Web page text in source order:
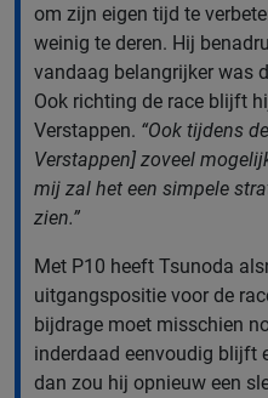
om zijn eigen tijd te
weinig te deren. Hij
vandaag belangrijker was
Ook richting de race blijft
Verstappen. “Ook tijdens
Verstappen] zoveel
mij zal het een simpele
zien.”
Met P10 heeft Tsunoda
uitgangspositie voor de
bijdrage moet misschien
inderdaad eenvoudig blijft
dan zou hij opnieuw een